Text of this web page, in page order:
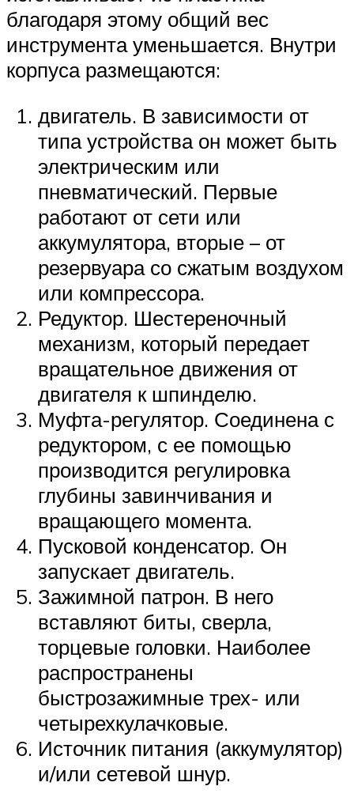
благодаря этому общий вес
инструмента уменьшается. Внутри
корпуса размещаются:
двигатель. В зависимости от
типа устройства он может быть
электрическим или
пневматический. Первые
работают от сети или
аккумулятора, вторые – от
резервуара со сжатым воздухом
или компрессора.
Редуктор. Шестереночный
механизм, который передает
вращательное движения от
двигателя к шпинделю.
Муфта-регулятор. Соединена с
редуктором, с ее помощью
производится регулировка
глубины завинчивания и
вращающего момента.
Пусковой конденсатор. Он
запускает двигатель.
Зажимной патрон. В него
вставляют биты, сверла,
торцевые головки. Наиболее
распространены
быстрозажимные трех- или
четырехкулачковые.
Источник питания (аккумулятор)
и/или сетевой шнур.